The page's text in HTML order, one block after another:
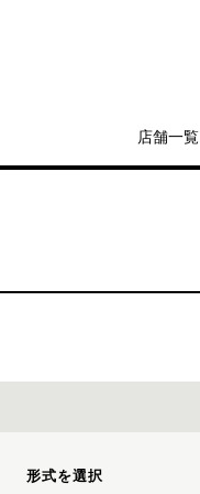
店舗一覧
形式を選択